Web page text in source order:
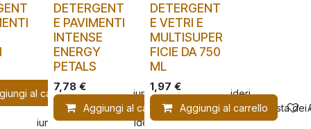
Aggiungi alla lista dei desideri
al carrello Aggiungi alla lista dei desideri
DETERGENT
E PAVIMENTI
INTENSE
ENERGY
PETALS
7,78€
Aggiungi al carrello Aggiungi alla lista dei
DETERGENT
E VETRI E
MULTISUPER
FICIE DA 750
ML
1,97 €
Aggiungi al carrello